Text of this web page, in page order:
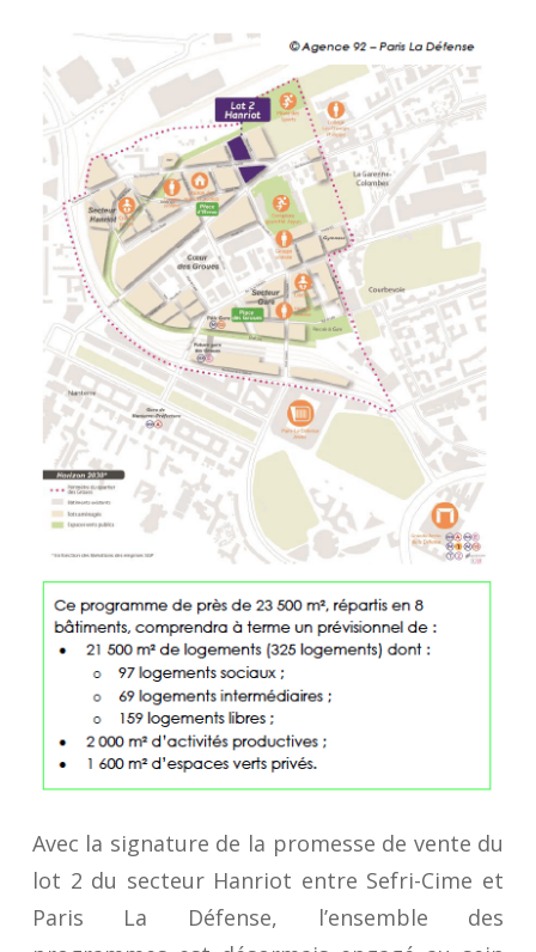
Avec la signature de la promesse de vente du
lot 2 du secteur Hanriot entre Sefri-Cime et
Paris La Défense, l’ensemble des